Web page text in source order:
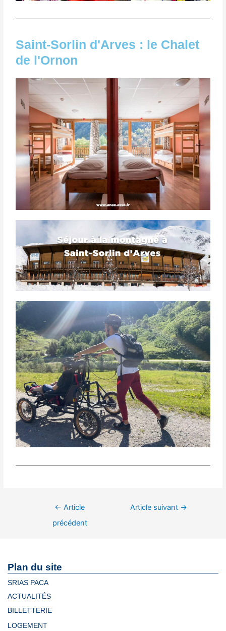
Saint-Sorlin d'Arves : le Chalet
de l'Ornon
← Article
précédent
Article suivant →
Plan du site
SRIAS PACA
ACTUALITÉS
BILLETTERIE
LOGEMENT